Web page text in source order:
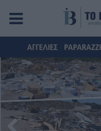
ΑΓΓΕΛΙΕΣ PAPARAZZI